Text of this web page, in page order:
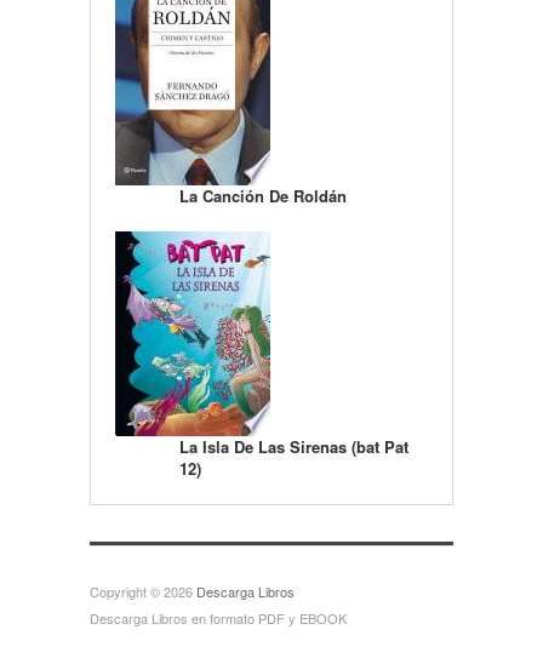
La Canción De Roldán
La Isla De Las Sirenas (bat Pat
12)
Copyright © 2026 Descarga Libros
Descarga Libros en formato PDF y EBOOK